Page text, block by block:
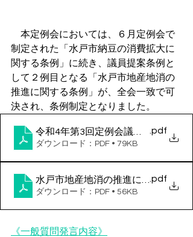
本定例会においては、６月定例会で
制定された「水戸市納豆の消費拡大に
関する条例」に続き、議員提案条例と
して２例目となる「水戸市地産地消の
推進に関する条例」が、全会一致で可
決され、条例制定となりました。
令和4年第3回定例会議決結果
.pdf
ダウンロード：PDF • 79KB
水戸市地産地消の推進に関する条例
.pdf
ダウンロード：PDF • 56KB
《一般質問発言内容》